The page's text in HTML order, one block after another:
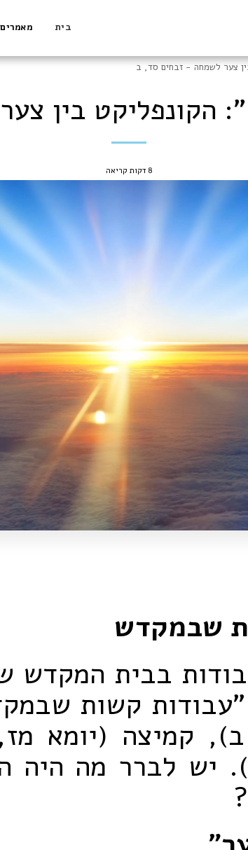
בית
צער לשמחה - זבחים סד, ב
הקונפליקט בין
8 דקות קריאה
שבמקדש
בבית המקדש
קשות
קמיצה (יומא
יש לברר מה היה